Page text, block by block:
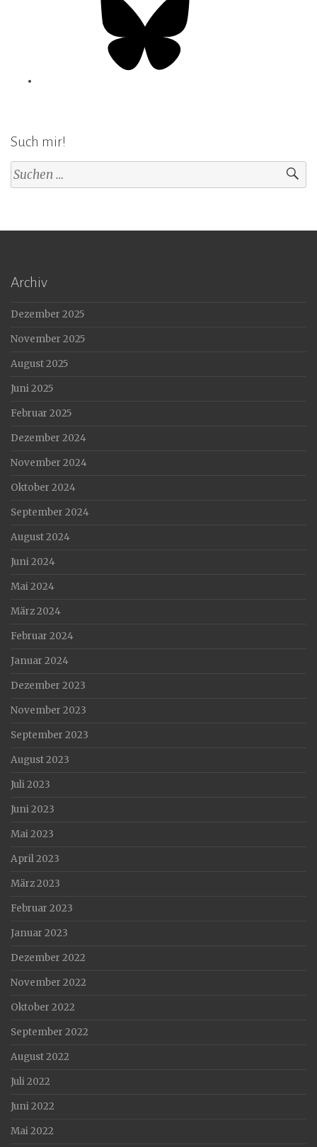
Such mir!
Suchen
nach:
Archiv
Dezember 2025
November 2025
August 2025
Juni 2025
Februar 2025
Dezember 2024
November 2024
Oktober 2024
September 2024
August 2024
Juni 2024
Mai 2024
März 2024
Februar 2024
Januar 2024
Dezember 2023
November 2023
September 2023
August 2023
Juli 2023
Juni 2023
Mai 2023
April 2023
März 2023
Februar 2023
Januar 2023
Dezember 2022
November 2022
Oktober 2022
September 2022
August 2022
Juli 2022
Juni 2022
Mai 2022